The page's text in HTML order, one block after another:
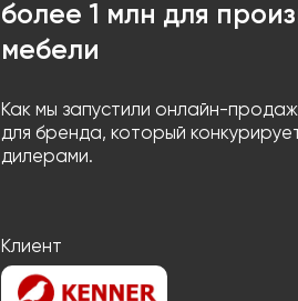
более 1 млн для
мебели
Как мы запустили онлайн-
для бренда, который
дилерами.
Клиент